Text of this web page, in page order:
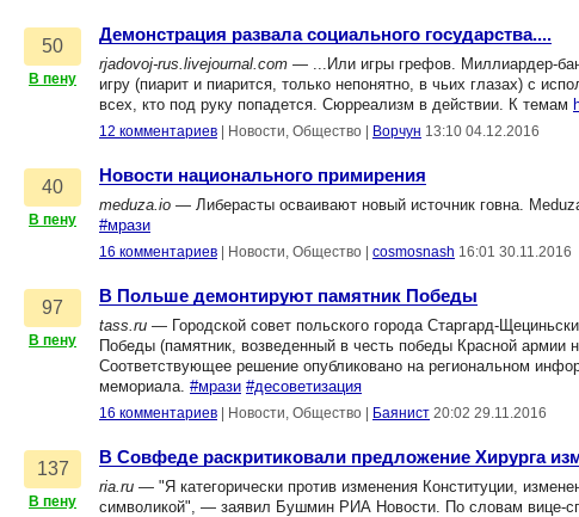
50
В пену
Демонстрация развала социального государства....
rjadovoj-rus.livejournal.com — ...Или игры грефов. Миллиардер-
игру (пиарит и пиарится, только непонятно, в чьих глазах) с
всех, кто под руку попадется. Сюрреализм в действии. К темам
12 комментариев Новости, Общество Ворчун 13:10 04.12.2016
40
В пену
Новости национального примирения
meduza.io — Либерасты осваивают новый источник говна.
#мрази
16 комментариев Новости, Общество cosmosnash 16:01 30.11.2016
97
В пену
В Польше демонтируют памятник Победы
tass.ru — Городской совет польского города Старгард-
Победы (памятник, возведенный в честь победы Красной
Соответствующее решение опубликовано на региональном
мемориала. #мрази #десоветизация
16 комментариев Новости, Общество Баянист 20:02 29.11.2016
137
В пену
В Совфеде раскритиковали предложение Хирурга
ria.ru — "Я категорически против изменения Конституции,
символикой", — заявил Бушмин РИА Новости. По словам вице-